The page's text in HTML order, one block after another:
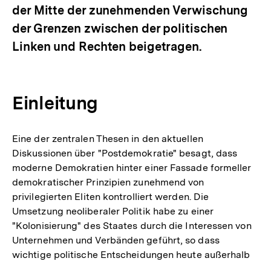
der Mitte der zunehmenden Verwischung
der Grenzen zwischen der politischen
Linken und Rechten beigetragen.
Einleitung
Eine der zentralen Thesen in den aktuellen
Diskussionen über "Postdemokratie" besagt, dass
moderne Demokratien hinter einer Fassade formeller
demokratischer Prinzipien zunehmend von
privilegierten Eliten kontrolliert werden. Die
Umsetzung neoliberaler Politik habe zu einer
"Kolonisierung" des Staates durch die Interessen von
Unternehmen und Verbänden geführt, so dass
wichtige politische Entscheidungen heute außerhalb